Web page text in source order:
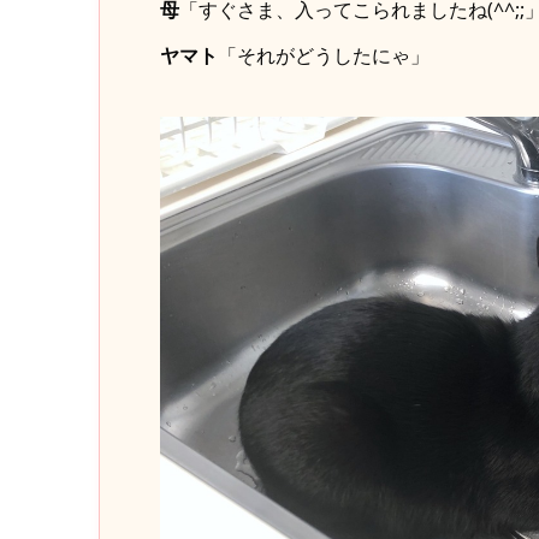
母「すぐさま、入ってこられましたね(^^;;
ヤマト 「それがどうしたにゃ」